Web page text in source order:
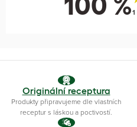
1
Originální receptura
Produkty připravujeme dle vlastních
receptur s láskou a poctivostí.